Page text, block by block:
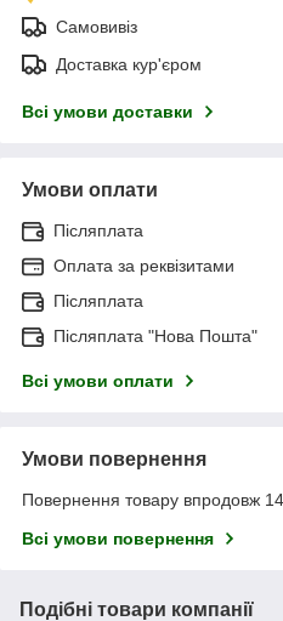
Самовивіз
Доставка кур'єром
Всі умови доставки
Умови оплати
Післяплата
Оплата за реквізитами
Післяплата
Післяплата "Нова Пошта"
Всі умови оплати
Умови повернення
Повернення товару впродовж
Всі умови повернення
Подібні товари компанії